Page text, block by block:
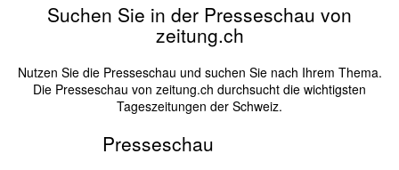
Suchen Sie in der Presseschau von
zeitung.ch
Nutzen Sie die Presseschau und suchen Sie nach Ihrem Thema.
Die Presseschau von zeitung.ch durchsucht die wichtigsten
Tageszeitungen der Schweiz.
Presseschau